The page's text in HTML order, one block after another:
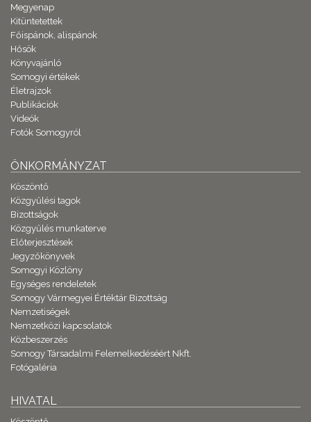
Megyenap
Kitüntetettek
Főispánok, alispánok
Hősök
Könyvajánló
Somogyi értékek
Életrajzok
Publikációk
Videók
Fotók Somogyról
ÖNKORMÁNYZAT
Köszöntő
Közgyűlési tagok
Bizottságok
Közgyűlés munkaterve
Előterjesztések
Jegyzőkönyvek
Somogyi Közlöny
Egységes rendeletek
Somogy Vármegyei Értéktár Bizottság
Nemzetiségek
Nemzetközi kapcsolatok
Közbeszerzés
Somogy Társadalmi Felemelkedéséért Nkft.
Fotógaléria
HIVATAL